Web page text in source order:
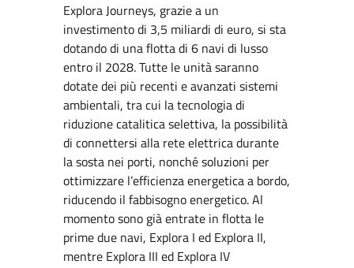
Explora Journeys, grazie a un
investimento di 3,5 miliardi di euro, si sta
dotando di una flotta di 6 navi di lusso
entro il 2028. Tutte le unità saranno
dotate dei più recenti e avanzati sistemi
ambientali, tra cui la tecnologia di
riduzione catalitica selettiva, la possibilità
di connettersi alla rete elettrica durante
la sosta nei porti, nonché soluzioni per
ottimizzare l’efficienza energetica a bordo,
riducendo il fabbisogno energetico. Al
momento sono già entrate in flotta le
prime due navi, Explora I ed Explora II,
mentre Explora III ed Explora IV